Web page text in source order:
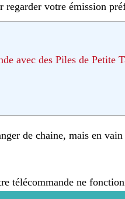
regarder votre émission
avec des Piles de Petite
de chaine, mais en vain
télécommande ne